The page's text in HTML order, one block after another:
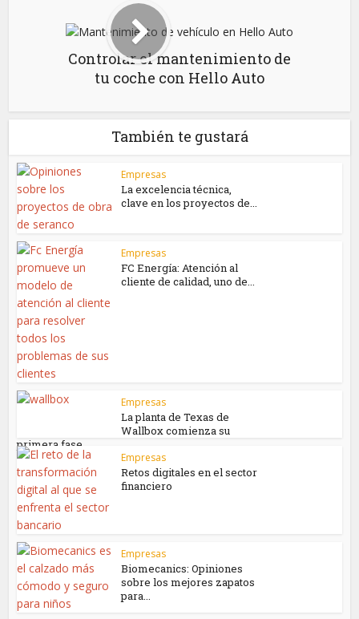
Controlar el mantenimiento de
tu coche con Hello Auto
También te gustará
Empresas
La excelencia técnica,
clave en los proyectos de...
Empresas
FC Energía: Atención al
cliente de calidad, uno de...
Empresas
La planta de Texas de
Wallbox comienza su
primera fase...
Empresas
Retos digitales en el sector
financiero
Empresas
Biomecanics: Opiniones
sobre los mejores zapatos
para...